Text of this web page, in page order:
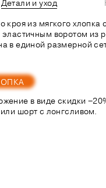
Детали и уход
кроя из мягкого хлопка
эластичным воротом из
в единой размерной
в виде скидки
шорт с лонгсливом.